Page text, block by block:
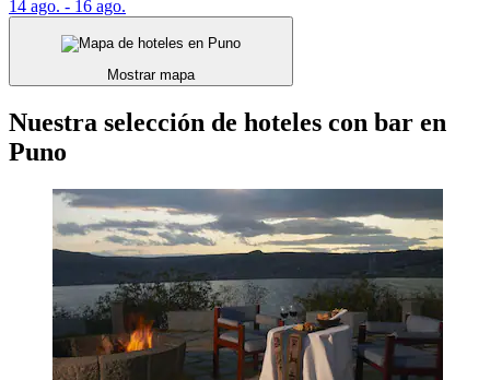
14 ago. - 16 ago.
Mostrar mapa
Nuestra selección de hoteles con bar en
Puno